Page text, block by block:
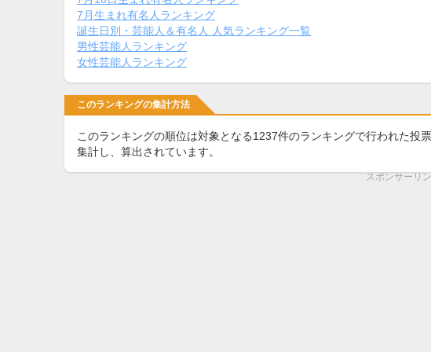
7月生まれ有名人ランキング
誕生日別・芸能人＆有名人 人気ランキング一覧
男性芸能人ランキング
女性芸能人ランキング
このランキングの集計方法
このランキングの順位は対象となる1237件のランキングで行われた投
集計し、算出されています。
スポンサーリ